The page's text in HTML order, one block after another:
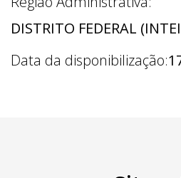
DISTRITO FEDERAL
Data da disponibilização: